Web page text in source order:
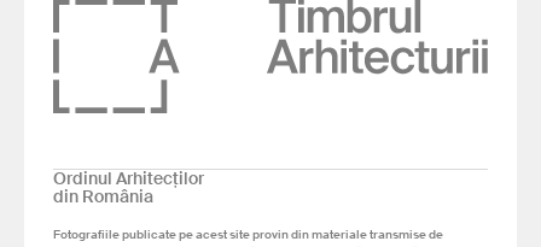
Ordinul Arhitecților
din România
Fotografiile publicate pe acest site provin din materiale transmise de